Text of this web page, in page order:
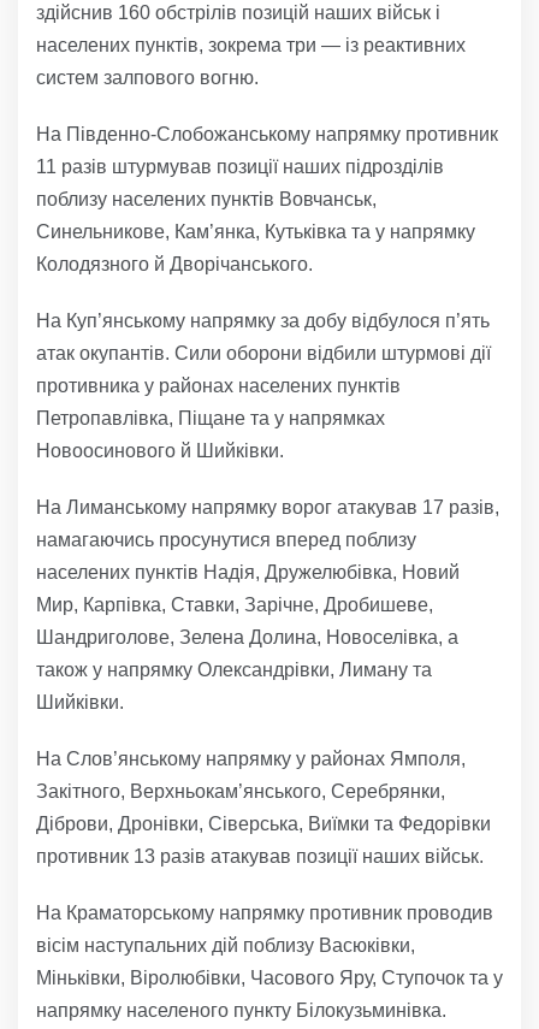
здійснив 160 обстрілів позицій наших військ і
населених пунктів, зокрема три — із реактивних
систем залпового вогню.
На Південно-Слобожанському напрямку противник
11 разів штурмував позиції наших підрозділів
поблизу населених пунктів Вовчанськ,
Синельникове, Кам’янка, Кутьківка та у напрямку
Колодязного й Дворічанського.
На Куп’янському напрямку за добу відбулося п’ять
атак окупантів. Сили оборони відбили штурмові дії
противника у районах населених пунктів
Петропавлівка, Піщане та у напрямках
Новоосинового й Шийківки.
На Лиманському напрямку ворог атакував 17 разів,
намагаючись просунутися вперед поблизу
населених пунктів Надія, Дружелюбівка, Новий
Мир, Карпівка, Ставки, Зарічне, Дробишеве,
Шандриголове, Зелена Долина, Новоселівка, а
також у напрямку Олександрівки, Лиману та
Шийківки.
На Слов’янському напрямку у районах Ямполя,
Закітного, Верхньокам’янського, Серебрянки,
Діброви, Дронівки, Сіверська, Виїмки та Федорівки
противник 13 разів атакував позиції наших військ.
На Краматорському напрямку противник проводив
вісім наступальних дій поблизу Васюківки,
Міньківки, Віролюбівки, Часового Яру, Ступочок та у
напрямку населеного пункту Білокузьминівка.